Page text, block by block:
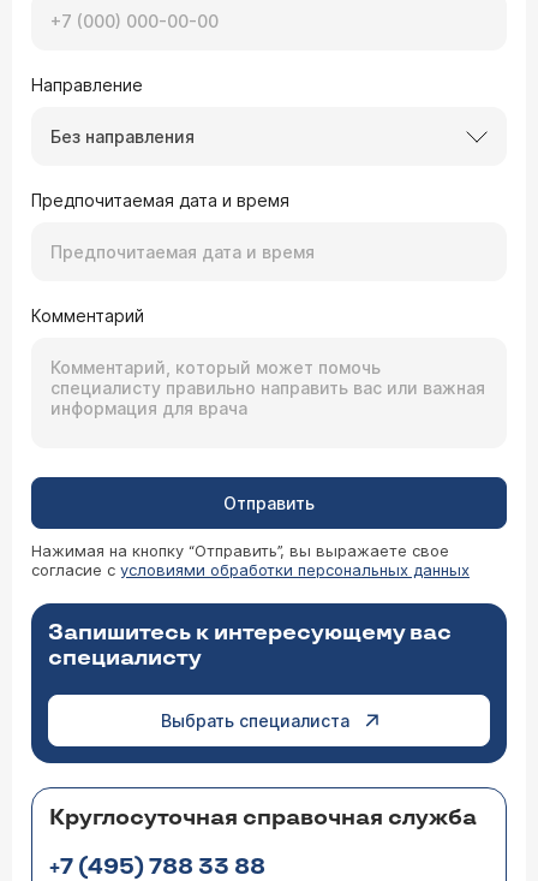
Направление
Без направления
Предпочитаемая дата и время
Комментарий
Отправить
Нажимая на кнопку “Отправить”, вы выражаете свое
согласие с условиями обработки персональных данных
Запишитесь к интересующему вас
специалисту
Выбрать специалиста
Круглосуточная справочная служба
+7 (495) 788 33 88